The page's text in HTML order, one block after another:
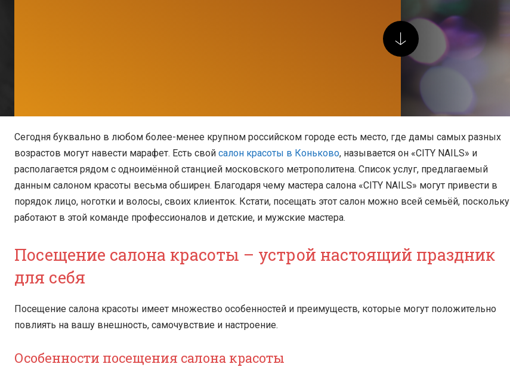
Сегодня буквально в любом более-менее крупном российском городе есть место, где дамы самых разных
возрастов могут навести марафет. Есть свой салон красоты в Коньково, называется он «CITY NAILS» и
располагается рядом с одноимённой станцией московского метрополитена. Список услуг, предлагаемый
данным салоном красоты весьма обширен. Благодаря чему мастера салона «CITY NAILS» могут привести в
порядок лицо, ноготки и волосы, своих клиенток. Кстати, посещать этот салон можно всей семьёй, поскольку
работают в этой команде профессионалов и детские, и мужские мастера.
Посещение салона красоты – устрой настоящий праздник
для себя
Посещение салона красоты имеет множество особенностей и преимуществ, которые могут положительно
повлиять на вашу внешность, самочувствие и настроение.
Особенности посещения салона красоты